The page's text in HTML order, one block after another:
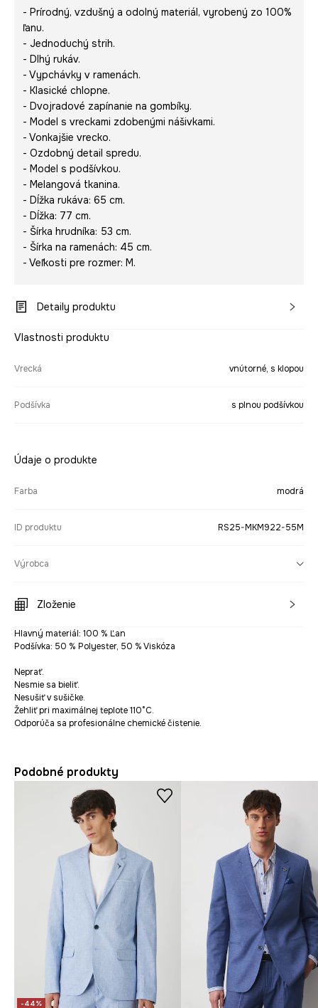
- Prírodný, vzdušný a odolný materiál, vyrobený zo 100%
ľanu.
- Jednoduchý strih.
- Dlhý rukáv.
- Vypchávky v ramenách.
- Klasické chlopne.
- Dvojradové zapínanie na gombíky.
- Model s vreckami zdobenými nášivkami.
- Vonkajšie vrecko.
- Ozdobný detail spredu.
- Model s podšívkou.
- Melangová tkanina.
- Dĺžka rukáva: 65 cm.
- Dĺžka: 77 cm.
- Šírka hrudníka: 53 cm.
- Šírka na ramenách: 45 cm.
- Veľkosti pre rozmer: M.
Detaily produktu
Vlastnosti produktu
Vrecká vnútorné, s klopou
Podšívka s plnou podšívkou
Údaje o produkte
Farba modrá
ID produktu RS25-MKM922-55M
Výrobca
Zloženie
Hlavný materiál: 100 % Ľan
Podšívka: 50 % Polyester, 50 % Viskóza
Neprať.
Nesmie sa bieliť.
Nesušiť v sušičke.
Žehliť pri maximálnej teplote 110°C.
Odporúča sa profesionálne chemické čistenie.
Podobné produkty
-44%